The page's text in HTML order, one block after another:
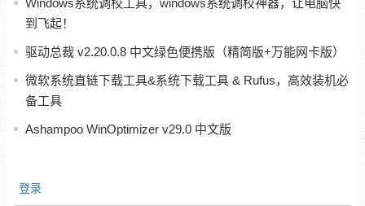
Windows系统调校工具，windows系统调校神器，让电脑快
到飞起！
驱动总裁 v2.20.0.8 中文绿色便携版（精简版+万能网卡版）
微软系统直链下载工具&系统下载工具 & Rufus，高效装机必
备工具
Ashampoo WinOptimizer v29.0 中文版
登录